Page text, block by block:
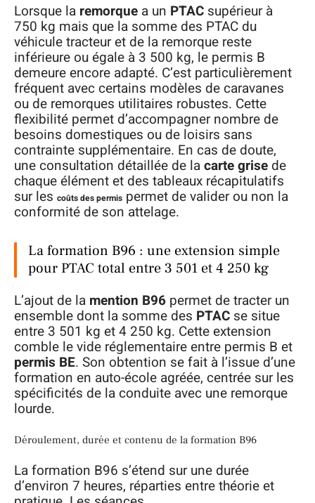
Lorsque la remorque a un PTAC supérieur à
750 kg mais que la somme des PTAC du
véhicule tracteur et de la remorque reste
inférieure ou égale à 3 500 kg, le permis B
demeure encore adapté. C’est particulièrement
fréquent avec certains modèles de caravanes
ou de remorques utilitaires robustes. Cette
flexibilité permet d’accompagner nombre de
besoins domestiques ou de loisirs sans
contrainte supplémentaire. En cas de doute,
une consultation détaillée de lacarte grise de
chaque élément et des tableaux récapitulatifs
sur les coûts des permis permet de valider ou non la
conformité de son attelage.
La formation B96 : une extension simple
pour PTAC total entre 3 501 et 4 250 kg
L’ajout de la mention B96 permet de tracter un
ensemble dont la somme des PTAC se situe
entre 3 501 kg et 4 250 kg. Cette extension
comble le vide réglementaire entre permis B et
permis BE. Son obtention se fait à l’issue d’une
formation en auto-école agréée, centrée sur les
spécificités de la conduite avec une remorque
lourde.
Déroulement, durée et contenu de la formation B96
La formation B96 s’étend sur une durée
d’environ 7 heures, réparties entre théorie et